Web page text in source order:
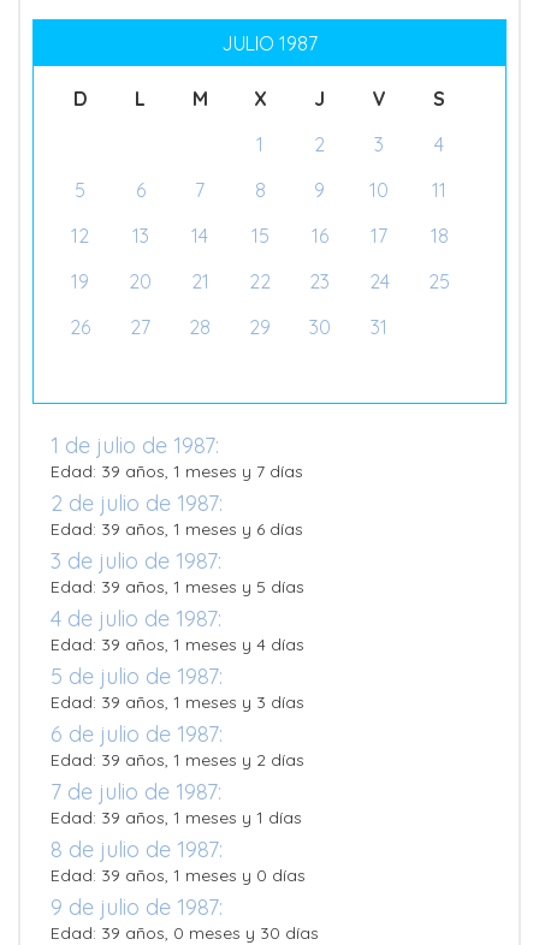
JULIO 1987
D L M X J V
S
1
2 3
4
5
6 7 8 9 10
11
12
13 14 15 16 17
18
19
20 21 22 23 24
25
26
27 28 29 30 31
1 de julio de 1987:
Edad: 39 años, 1 meses y 7 días
2 de julio de 1987:
Edad: 39 años, 1 meses y 6 días
3 de julio de 1987:
Edad: 39 años, 1 meses y 5 días
4 de julio de 1987:
Edad: 39 años, 1 meses y 4 días
5 de julio de 1987:
Edad: 39 años, 1 meses y 3 días
6 de julio de 1987:
Edad: 39 años, 1 meses y 2 días
7 de julio de 1987:
Edad: 39 años, 1 meses y 1 días
8 de julio de 1987:
Edad: 39 años, 1 meses y 0 días
9 de julio de 1987:
Edad: 39 años, 0 meses y 30 días